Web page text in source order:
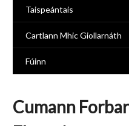
Taispeántais
Cartlann Mhic Giollarnáth
Fúinn
Cumann